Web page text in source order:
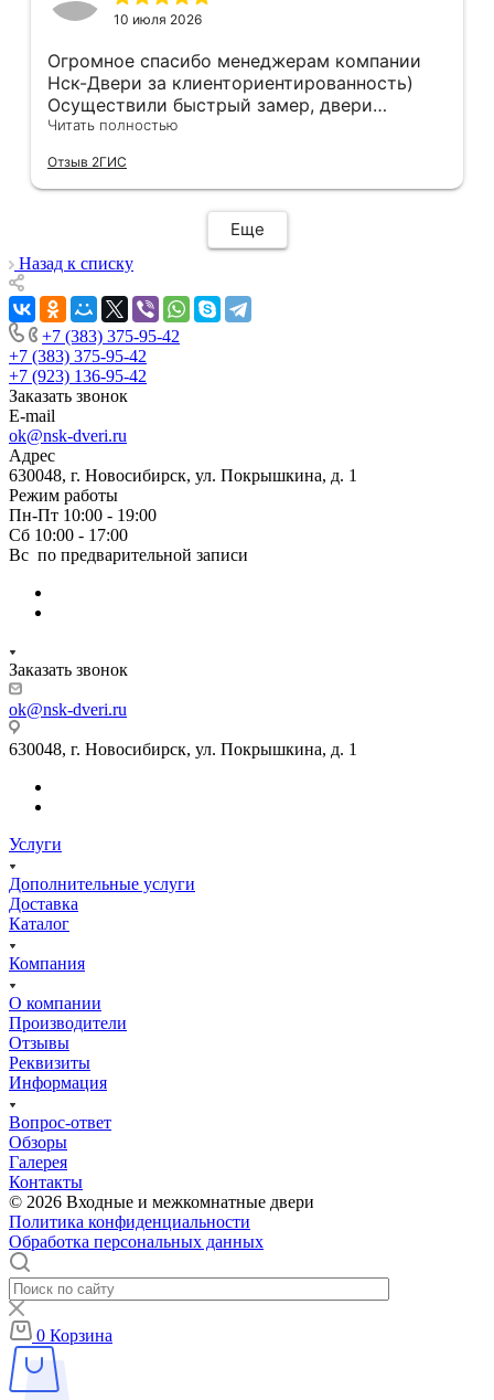
10 июля 2026
Огромное спасибо менеджерам компании
Нск-Двери за клиенториентированность)
Осуществили быстрый замер, двери
оказались в наличии. По доставке
компанию, где я могу указать удобный для
меня интервал времени, а не ждать весь
день🙏 Не могу не отметить качественный
монтаж дверей, спасибо мастеру Антону за
его труд!!!
Читать полностью
Отзыв 2ГИС
Еще
Назад к списку
+7 (383) 375-95-42
+7 (383) 375-95-42
+7 (923) 136-95-42
Заказать звонок
E-mail
ok@nsk-dveri.ru
Адрес
630048, г. Новосибирск, ул. Покрышкина, д. 1
Режим работы
Пн-Пт 10:00 - 19:00
Сб 10:00 - 17:00
Вс по предварительной записи
Заказать звонок
ok@nsk-dveri.ru
630048, г. Новосибирск, ул. Покрышкина, д. 1
Услуги
Дополнительные услуги
Доставка
Каталог
Компания
О компании
Производители
Отзывы
Реквизиты
Информация
Вопрос-ответ
Обзоры
Галерея
Контакты
© 2026 Входные и межкомнатные двери
Политика конфиденциальности
Обработка персональных данных
0 Корзина